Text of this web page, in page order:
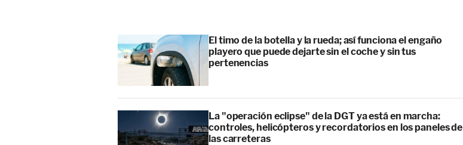
El timo de la botella y la rueda; así funciona el engaño
playero que puede dejarte sin el coche y sin tus
pertenencias
La "operación eclipse" de la DGT ya está en marcha:
controles, helicópteros y recordatorios en los paneles de
las carreteras